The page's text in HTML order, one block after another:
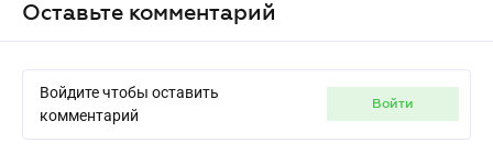
Оставьте комментарий
Войдите чтобы оставить
комментарий
войти